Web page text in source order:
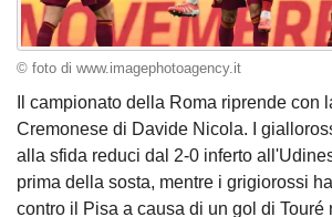
© foto di www.imagephotoagency.it
Il campionato della Roma riprende con
Cremonese di Davide Nicola. I
alla sfida reduci dal 2-0 inferto
prima della sosta, mentre i grigiorossi
contro il Pisa a causa di un gol di Touré